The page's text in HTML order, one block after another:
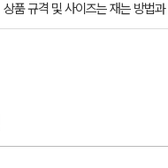
상품 규격 및 사이즈는 재는 방법